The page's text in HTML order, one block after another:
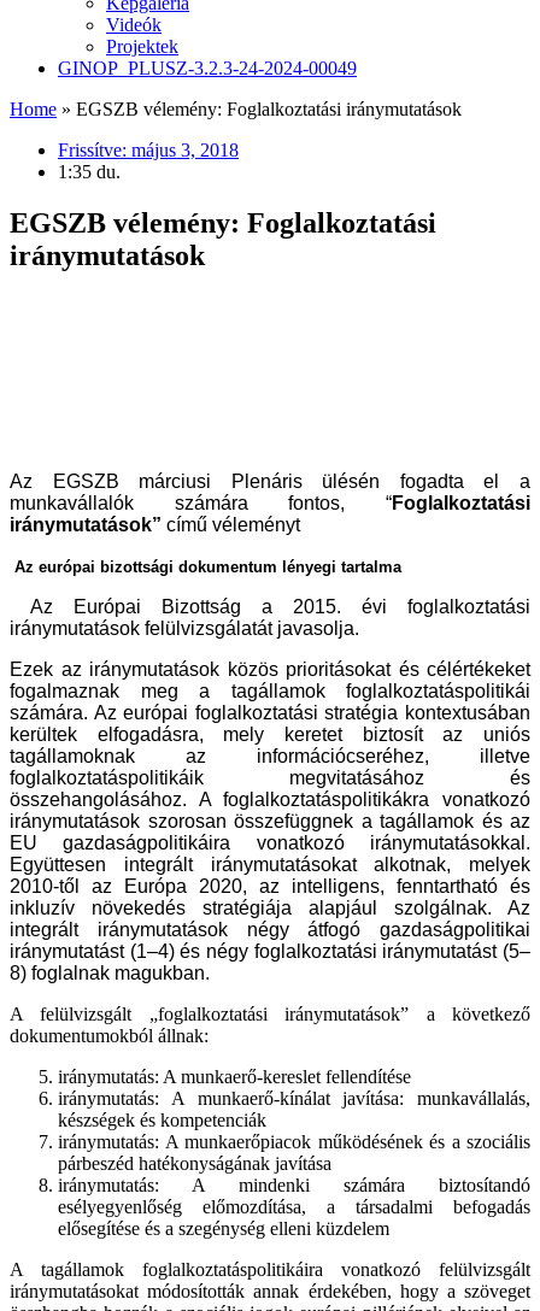
Videók
Projektek
GINOP_PLUSZ-3.2.3-24-2024-00049
Home » EGSZB vélemény: Foglalkoztatási iránymutatások
Frissítve: május 3, 2018
1:35 du.
EGSZB vélemény: Foglalkoztatási
iránymutatások
Az EGSZB márciusi Plenáris ülésén fogadta el a
munkavállalók számára fontos, “Foglalkoztatási
iránymutatások” című véleményt
Az európai bizottsági dokumentum lényegi tartalma
Az Európai Bizottság a 2015. évi foglalkoztatási
iránymutatások felülvizsgálatát javasolja.
Ezek az iránymutatások közös prioritásokat és célértékeket
fogalmaznak meg a tagállamok foglalkoztatáspolitikái
számára. Az európai foglalkoztatási stratégia kontextusában
kerültek elfogadásra, mely keretet biztosít az uniós
tagállamoknak az információcseréhez, illetve
foglalkoztatáspolitikáik megvitatásához és
összehangolásához. A foglalkoztatáspolitikákra vonatkozó
iránymutatások szorosan összefüggnek a tagállamok és az
EU gazdaságpolitikáira vonatkozó iránymutatásokkal.
Együttesen integrált iránymutatásokat alkotnak, melyek
2010-től az Európa 2020, az intelligens, fenntartható és
inkluzív növekedés stratégiája alapjául szolgálnak. Az
integrált iránymutatások négy átfogó gazdaságpolitikai
iránymutatást (1–4) és négy foglalkoztatási iránymutatást (5–
8) foglalnak magukban.
A felülvizsgált „foglalkoztatási iránymutatások” a következő
dokumentumokból állnak:
iránymutatás: A munkaerő-kereslet fellendítése
iránymutatás: A munkaerő-kínálat javítása: munkavállalás,
készségek és kompetenciák
iránymutatás: A munkaerőpiacok működésének és a szociális
párbeszéd hatékonyságának javítása
iránymutatás: A mindenki számára biztosítandó
esélyegyenlőség előmozdítása, a társadalmi befogadás
elősegítése és a szegénység elleni küzdelem
A tagállamok foglalkoztatáspolitikáira vonatkozó felülvizsgált
iránymutatásokat módosították annak érdekében, hogy a szöveget